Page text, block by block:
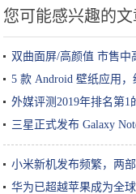
您可能感兴趣的文
双曲面屏/高颜值 市售中
5 款 Android 壁纸应用
外媒评测2019年排名第1
三星正式发布 Galaxy
小米新机发布频繁，两
华为已超越苹果成为全